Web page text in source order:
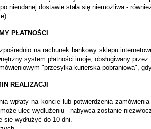
nieudanej dostawie stała się niemożliwa -
PŁATNOŚCI
na rachunek bankowy sklepu
system płatności imoje, obsługiwany
"przesyłka kurierska pobraniowa",
REALIZACJI
na koncie lub potwierdzenia
ulec wydłużeniu - nabywca zostanie
się wydłużyć do 10 dni.